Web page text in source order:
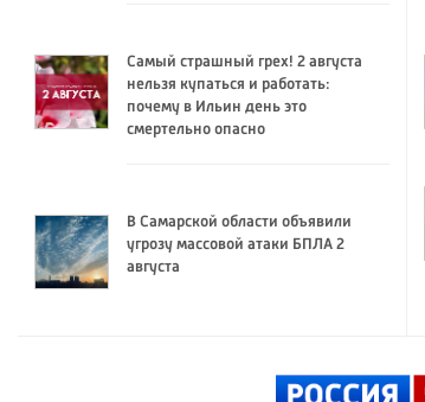
Самый страшный грех! 2 августа
нельзя купаться и работать:
почему в Ильин день это
смертельно опасно
В Самарской области объявили
угрозу массовой атаки БПЛА 2
августа